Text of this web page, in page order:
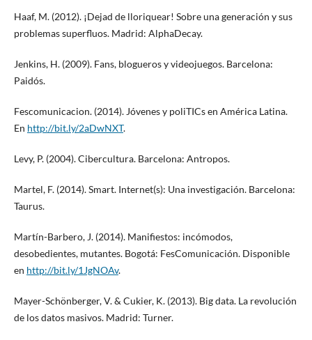
Haaf, M. (2012). ¡Dejad de lloriquear! Sobre una generación y sus
problemas superfluos. Madrid: AlphaDecay.
Jenkins, H. (2009). Fans, blogueros y videojuegos. Barcelona:
Paidós.
Fescomunicacion. (2014). Jóvenes y poliTICs en América Latina.
En http://bit.ly/2aDwNXT.
Levy, P. (2004). Cibercultura. Barcelona: Antropos.
Martel, F. (2014). Smart. Internet(s): Una investigación. Barcelona:
Taurus.
Martín-Barbero, J. (2014). Manifiestos: incómodos,
desobedientes, mutantes. Bogotá: FesComunicación. Disponible
en http://bit.ly/1JgNOAv.
Mayer-Schönberger, V. & Cukier, K. (2013). Big data. La revolución
de los datos masivos. Madrid: Turner.